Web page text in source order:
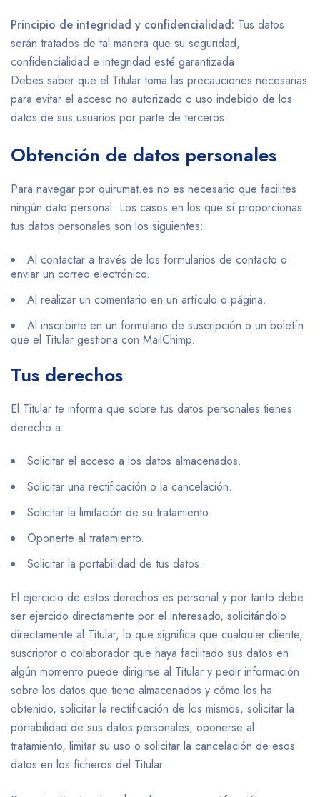
Principio de integridad y confidencialidad: Tus datos
serán tratados de tal manera que su seguridad,
confidencialidad e integridad esté garantizada.
Debes saber que el Titular toma las precauciones necesarias
para evitar el acceso no autorizado o uso indebido de los
datos de sus usuarios por parte de terceros.
Obtención de datos personales
Para navegar por quirumat.es no es necesario que facilites
ningún dato personal. Los casos en los que sí proporcionas
tus datos personales son los siguientes:
Al contactar a través de los formularios de contacto o
enviar un correo electrónico.
Al realizar un comentario en un artículo o página.
Al inscribirte en un formulario de suscripción o un boletín
que el Titular gestiona con MailChimp.
Tus derechos
El Titular te informa que sobre tus datos personales tienes
derecho a:
Solicitar el acceso a los datos almacenados.
Solicitar una rectificación o la cancelación.
Solicitar la limitación de su tratamiento.
Oponerte al tratamiento.
Solicitar la portabilidad de tus datos.
El ejercicio de estos derechos es personal y por tanto debe
ser ejercido directamente por el interesado, solicitándolo
directamente al Titular, lo que significa que cualquier cliente,
suscriptor o colaborador que haya facilitado sus datos en
algún momento puede dirigirse al Titular y pedir información
sobre los datos que tiene almacenados y cómo los ha
obtenido, solicitar la rectificación de los mismos, solicitar la
portabilidad de sus datos personales, oponerse al
tratamiento, limitar su uso o solicitar la cancelación de esos
datos en los ficheros del Titular.